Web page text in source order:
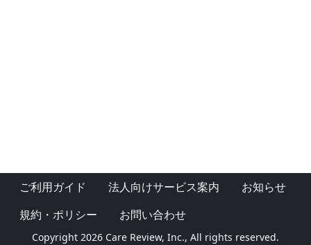
ご利用ガイド 法人向けサービス案内
お知らせ
規約・ポリシー
お問い合わせ
Copyright 2026 Care Review, Inc., All rights reserved.